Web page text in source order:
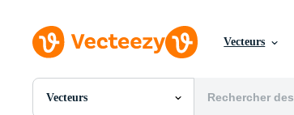
Vecteurs
Vecteurs